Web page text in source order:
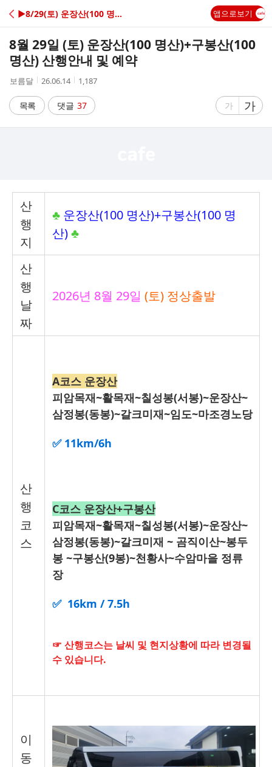
C
A
▶8/29(토) 운장산(100 명산)+구봉산(100 명산) 앱으로보기
8월 29일 (토) 운장산(100 명산)+구봉산(100
명산) 산행안내 및 예약
작
자
보름달
작
시
간
26.06.14
조
수
1,187
목록 댓글 37
글
게
가
글
자
게
가
산
행
지
♣ 운장산(100 명산)+구봉산(100 명
산)♣
산
행
날
짜
2026년 8월 29일 (토) 정상출발
산
행
코
스
A코스 운장산
피암목재~활목재~칠성봉(서봉)~운장산~
삼정봉(동봉)~갈크미재~임도~마조경노당
✅ 11km/6h
C코스 운장산+구봉산
피암목재~활목재~칠성봉(서봉)~운장산~
삼정봉(동봉)~갈크미재 ~ 곰직이산~봉두
봉 ~구봉산(9봉)~천황사~수암마을 정류
장
✅ 16km / 7.5h
☞ 산행코스는 날씨 및 현지상황에 따라 변경될
수 있습니다.
이
동